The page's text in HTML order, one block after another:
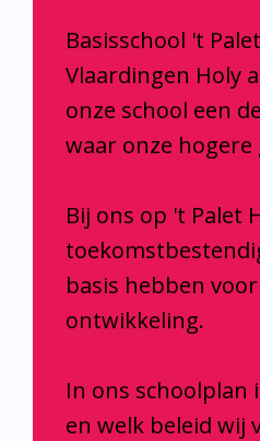
Basisschool 't
Vlaardingen Holy
onze school een
waar onze
Bij ons op 't Palet
basis hebben
ontwikkeling.
In ons schoolplan
en welk beleid wij